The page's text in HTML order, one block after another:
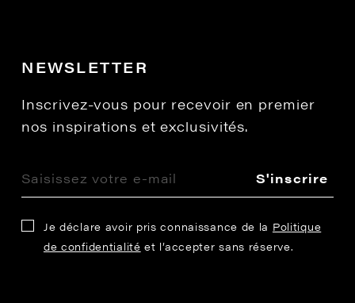
NEWSLETTER
Inscrivez-vous pour recevoir en premier
nos inspirations et exclusivités.
S'inscrire
Je déclare avoir pris connaissance de la Politique
de confidentialité et l’accepter sans réserve.